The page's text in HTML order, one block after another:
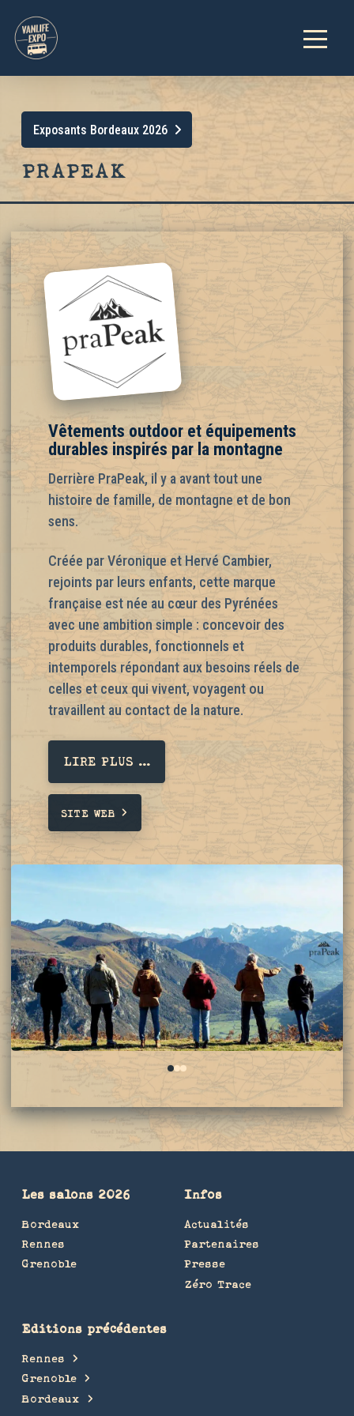
Exposants Bordeaux 2026
PRAPEAK
Vêtements outdoor et équipements
durables inspirés par la montagne
Derrière PraPeak, il y a avant tout une
histoire de famille, de montagne et de bon
sens.
Créée par Véronique et Hervé Cambier,
rejoints par leurs enfants, cette marque
française est née au cœur des Pyrénées
avec une ambition simple : concevoir des
produits durables, fonctionnels et
intemporels répondant aux besoins réels de
celles et ceux qui vivent, voyagent ou
travaillent au contact de la nature.
LIRE PLUS ...
SITE WEB
012
Les salons 2026
Bordeaux
Rennes
Grenoble
Infos
Actualités
Partenaires
Presse
Zéro Trace
Editions précédentes
Rennes
Grenoble
Bordeaux